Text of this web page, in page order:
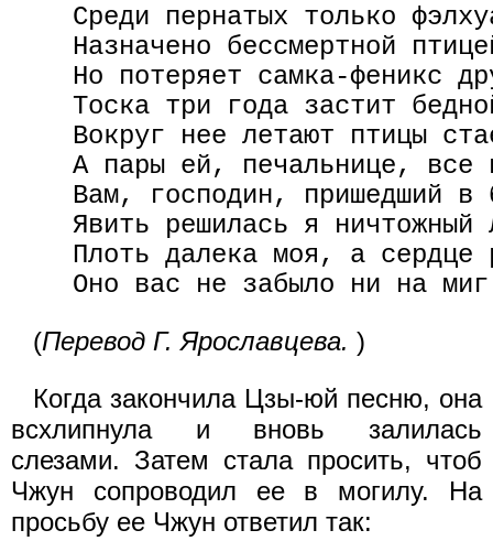
Среди пернатых только
Назначено бессмертной
Но потеряет самка-феникс
Тоска три года застит
Вокруг нее летают птицы
А пары ей, печальнице, все
Вам, господин, пришедший в
Явить решилась я ничтожный
Плоть далека моя, а сердце
(Перевод Г. Ярославцева. )
Когда закончила Цзы-юй песню, она
всхлипнула и вновь залилась
слезами. Затем стала просить, чтоб
Чжун сопроводил ее в могилу. На
просьбу ее Чжун ответил так: